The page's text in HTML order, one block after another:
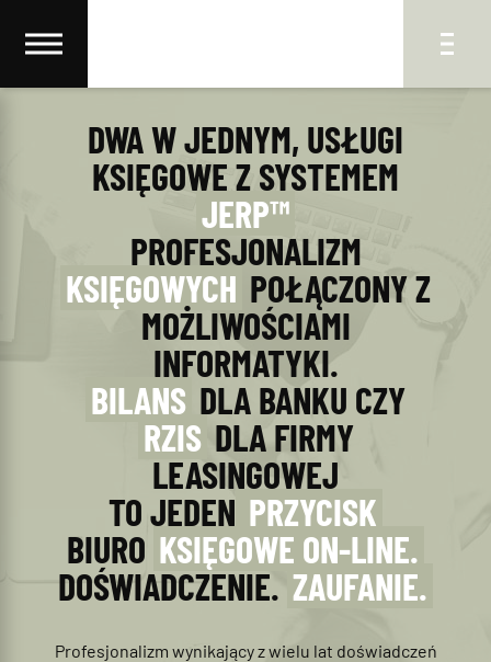
DWA W JEDNYM, USŁUGI
KSIĘGOWE Z SYSTEMEM
JERP™
PROFESJONALIZM
KSIĘGOWYCH POŁĄCZONY Z
MOŻLIWOŚCIAMI
INFORMATYKI.
BILANS DLA BANKU CZY
RZIS DLA FIRMY
LEASINGOWEJ
TO JEDEN PRZYCISK
BIURO KSIĘGOWE ON-LINE.
DOŚWIADCZENIE. ZAUFANIE.
Profesjonalizm wynikający z wielu lat doświadczeń